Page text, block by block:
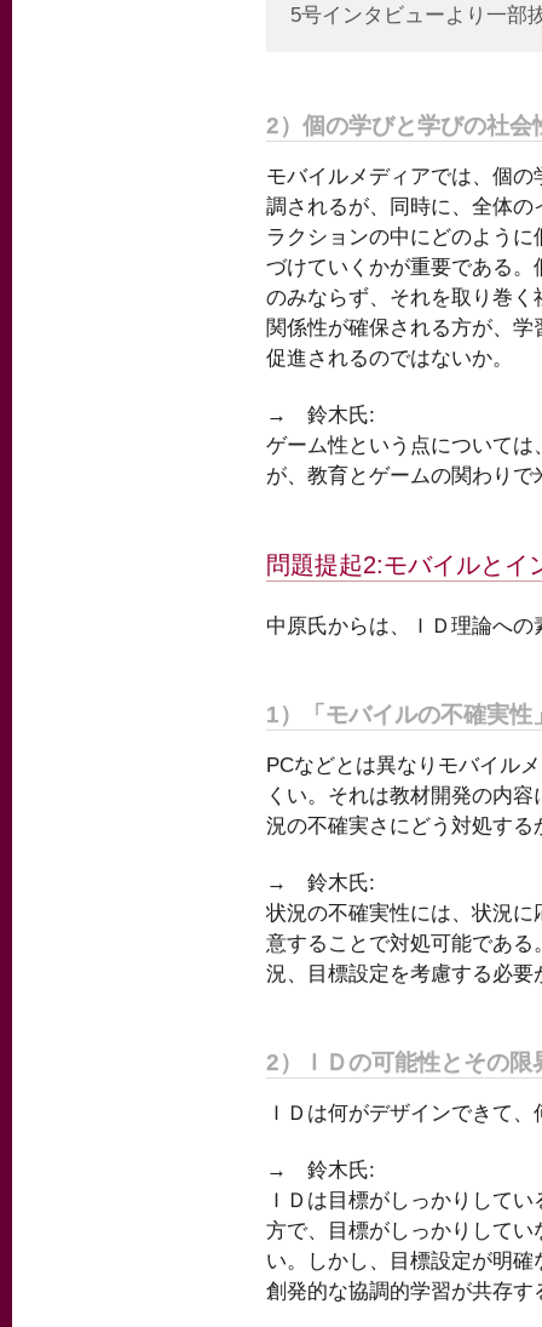
5号インタビューより一部
2）個の学びと学びの社会
モバイルメディアでは、個の
調されるが、同時に、全体の
ラクションの中にどのように
づけていくかが重要である。
のみならず、それを取り巻く
関係性が確保される方が、学
促進されるのではないか。
→ 鈴木氏:
ゲーム性という点について
が、教育とゲームの関わり
問題提起2:モバイルとイ
中原氏からは、ＩＤ理論へ
1）「モバイルの不確実性
PCなどとは異なりモバイル
くい。それは教材開発の内
況の不確実さにどう対処する
→ 鈴木氏:
状況の不確実性には、状況
意することで対処可能であ
況、目標設定を考慮する必要
2）ＩＤの可能性とその限
ＩＤは何がデザインできて
→ 鈴木氏:
ＩＤは目標がしっかりして
方で、目標がしっかりして
い。しかし、目標設定が明
創発的な協調的学習が共存